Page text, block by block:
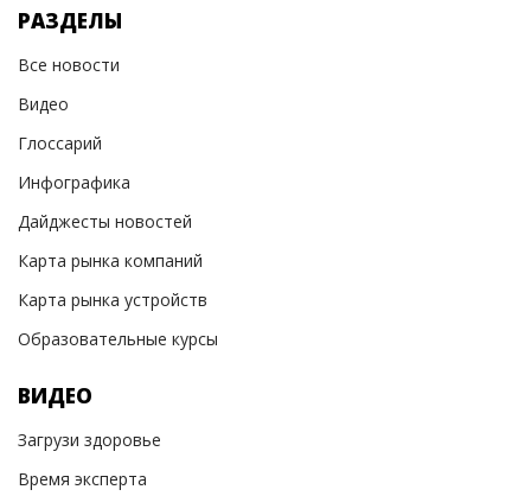
РАЗДЕЛЫ
Все новости
Видео
Глоссарий
Инфографика
Дайджесты новостей
Карта рынка компаний
Карта рынка устройств
Образовательные курсы
ВИДЕО
Загрузи здоровье
Время эксперта